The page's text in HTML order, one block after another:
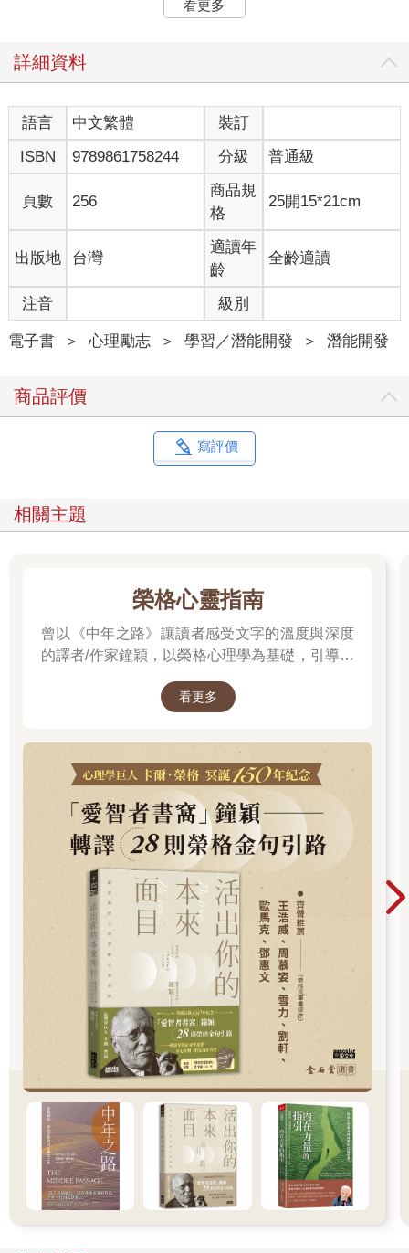
知的風景。這是宇宙給你機會去探索更多的可能性！而且透過體
麼。所以毋湯再說：「哎，我不知道自己要什麼……」「我現在
吧？這樣不就會吸引更多低能量的人事物來到身邊嗎？ 「We are
co-creators with the Universe.」（人生是由宇宙跟我們共同創造
的），不要再覺得自己沒有能力去創造夢想的人生。 下次如果有
人問你（尤其是在面試的時候）：「你的目標是什麼？或是你想
要做什麼？」請回答：「我正在積極探索各種可能性！」有沒有
覺得相對有力量多了呢？ 放下跟別人比較的衝動，每個人的章節
都不同。越去比較，能量就越低。別著急！好好享受探索的旅
程，並且敞開心胸去尋找那些能夠讓你真正感到快樂的事吧！
●原來宇宙是這樣交易的！ 我常被問：「跟宇宙下單要不要還願
呢？」這個問題很有趣。想像宇宙是一家銀行，人類世界用金錢
進行交易；但在宇宙世界裡，交易的媒介是信念、愛、信心和接
納等能量。所以，跟宇宙下單時，其實並不需要傳統意義上的
你還沒有敞開心房、改變限制信念前，是無法真正接收到宇宙禮
物的。這就像當你進入一段新關係，如果沒有整理好自己的心
情、放下過去的傷痛，那麼這段關係就會變得混亂。 宇宙也是如
此。如果祂感覺你還沒有準備好，沒有調整好自己的內在能量，
是為什麼很多正能量咒語都會用「我敞開心扉，準備好接
何形式流動時，這也象徵著你能量的豐盛。宇宙就會讓你「有施
萬不能抱持著「我沒有這個東西就活不下去」那種飢渴又絕望的
能量。 切記：你帶著什麼能量去跟宇宙下訂單，會大幅影響你的
結果！這就像是在追喜歡的對象時，如果帶著「沒有跟這個人在
一起，我就會死！」的心態去死纏爛打，那就準備單身一輩子
會把我當成戀愛軍師，要我指點下一步的棋子該怎麼下才好。萬
年不敗的一招就是：欲擒故縱！ 人齁，就是犯賤。越得不到，你
越想要。所以我都會跟姊妹們說：「你越愛，就越要放得開。」
因為當你對你的對象忽冷忽熱的時候，他越會被勾得心癢癢，無
意間變得越來越想要你。萬一對方無動於衷，那也是宇宙幫你做
刪去法，刪掉一個不值得擁有你的人罷了。如果你抱持著「我可
是一個超珍貴稀有的禮物，任何人擁有我都是他的福氣」的高能
量心態，被你吸引的，就會是跟你一樣高能量的好對象。但當你
貶低自己的價值，委屈自己時，這種低能量就很容易吸引來壞東
西。 舉另一個更容易懂的例子。如果你在經營自媒體，會發現一
個神奇的靠北定律。 當你越期待一支影片會爆紅，它越不紅。反
而不抱任何期待，只是純粹享受在創作的影片，就會莫名爆紅。
你會發現越期待，越會落空。過度期待其實會堵住宇宙的物流。
為什麼呢？吸引力法則就是「什麼能量＝什麼能量」，對吧？那
你覺得一個處在過度期待能量裡面的人，這個能量是高還是低？
肯定是超級low。 這個能量散發著「我沒有這個結果會死」的焦
慮低能量，所以自然而然沒有辦法吸引到高能量的願望。我常常
會開玩笑說：「這跟男人犯賤一樣。你越想要，他越不要。但當
他看到你沒有他也過得很好的時候，反而越想靠近你。」 所以跟
宇宙下訂單時，你也要調頻好自己的能量。你要散發出「我想要
你，但我沒你也很好」的chill vibe energy。我要你開始注意，當
面對自己的顯化時，內心出現什麼聲音？是「我求求你趕快讓這
件事發生」，還是「我不擔心，會是我的，就會是我的」？
●音樂顯化魔法 分享一個九粒從好久以前就會做的提升自信魔
法，那就是把自己當成電影裡面的主角，在腦中播放自己的主題
看更多
詳細資料
語言 中文繁體
裝訂
ISBN
9789861758244 分級 普通級
頁數 256
商品規
格
25開15*21cm
出版地 台灣
適讀年
齡
全齡適讀
注音 級別
電子書 ＞ 心理勵志 ＞ 學習／潛能開發 ＞ 潛能開發
商品評價
寫評價
相關主題
榮格心靈指南
曾以《中年之路》讓讀者感受文字的溫度與深度
的譯者/作家鐘穎，以榮格心理學為基礎，引導你
間，你是否忘了真正的自己？文字溫柔卻不逃避
的自己……想知道如何開始這段心靈旅程嗎？
看更多